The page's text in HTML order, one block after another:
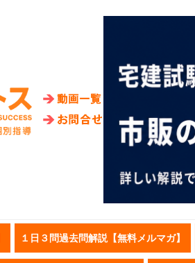
１日３問過去問解説【無料メルマガ】